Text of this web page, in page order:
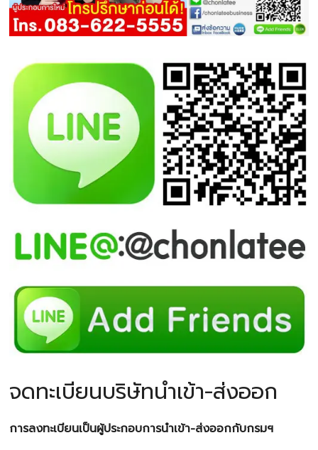
จดทะเบียนบริษัทนำเข้า-ส่งออก
การลงทะเบียนเป็นผู้ประกอบการนำเข้า-ส่งออกกับกรมฯ